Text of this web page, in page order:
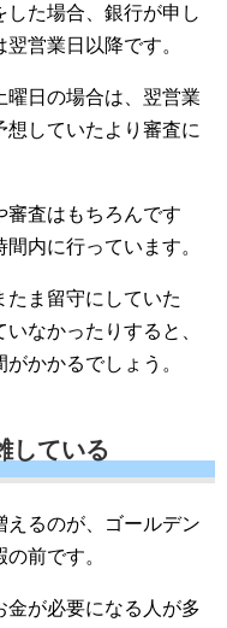
した場合、銀行が申し
営業日以降です。
曜日の場合は、翌営業
想していたより審査に
審査はもちろんです
内に行っています。
たま留守にしていた
なかったりすると、
かかるでしょう。
している
えるのが、ゴールデン
前です。
金が必要になる人が多